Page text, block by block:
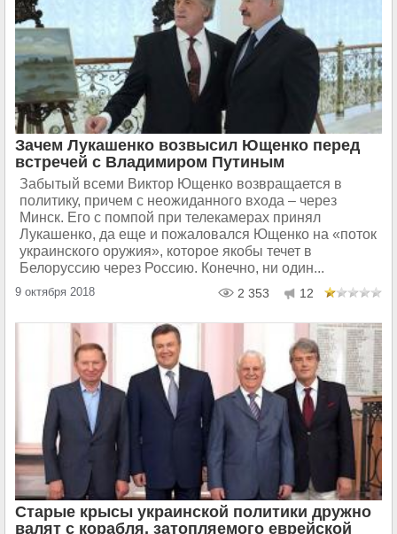
Зачем Лукашенко возвысил Ющенко перед
встречей с Владимиром Путиным
Забытый всеми Виктор Ющенко возвращается в
политику, причем с неожиданного входа – через
Минск. Его с помпой при телекамерах принял
Лукашенко, да еще и пожаловался Ющенко на «поток
украинского оружия», которое якобы течет в
Белоруссию через Россию. Конечно, ни один...
9 октября 2018 2 353 12
Старые крысы украинской политики дружно
валят с корабля, затопляемого еврейской